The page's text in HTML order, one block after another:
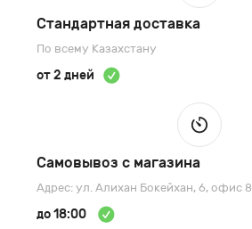
Стандартная доставка
По всему Казахстану
от 2 дней
Самовывоз с магазина
Адрес: ул. Алихан Бокейхан, 6, офис 8
до 18:00